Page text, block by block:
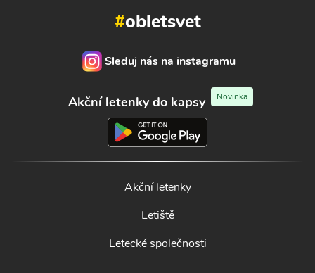
#obletsvet
Sleduj nás na instagramu
Akční letenky do kapsy Novinka
Akční letenky
Letiště
Letecké společnosti